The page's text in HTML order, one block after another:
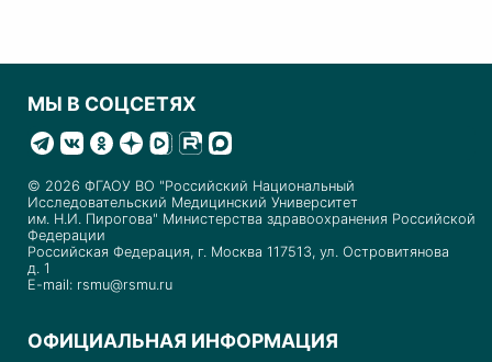
МЫ В СОЦСЕТЯХ
© 2026 ФГАОУ ВО "Российский Национальный
Исследовательский Медицинский Университет
им. Н.И. Пирогова" Министерства здравоохранения Российской
Федерации
Российская Федерация, г. Москва 117513, ул. Островитянова
д. 1
E-mail: rsmu@rsmu.ru
ОФИЦИАЛЬНАЯ ИНФОРМАЦИЯ